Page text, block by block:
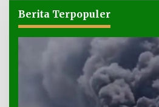
Berita Terpopuler